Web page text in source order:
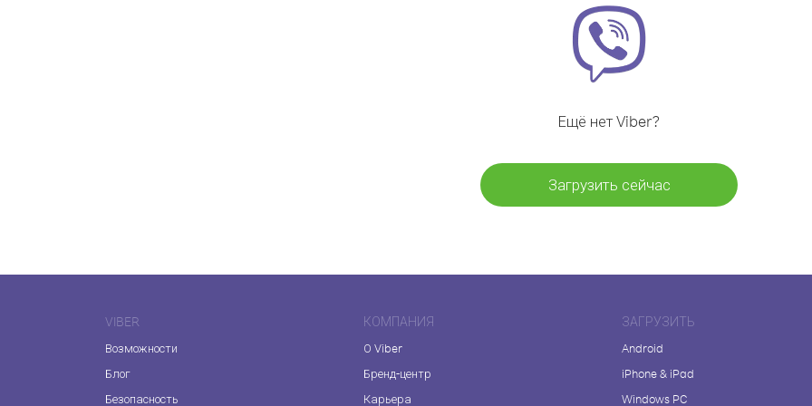
Ещё нет Viber?
Загрузить сейчас
VIBER
Возможности
Блог
Безопасность
КОМПАНИЯ
О Viber
Бренд-центр
Карьера
ЗАГРУЗИТЬ
Android
iPhone & iPad
Windows PC